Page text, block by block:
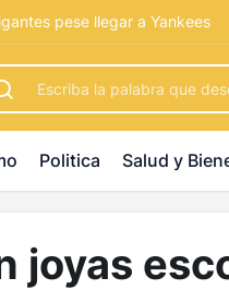
- palacebet1.com - kralbet
pese llegar a Yankees
Politica Salud y
joyas